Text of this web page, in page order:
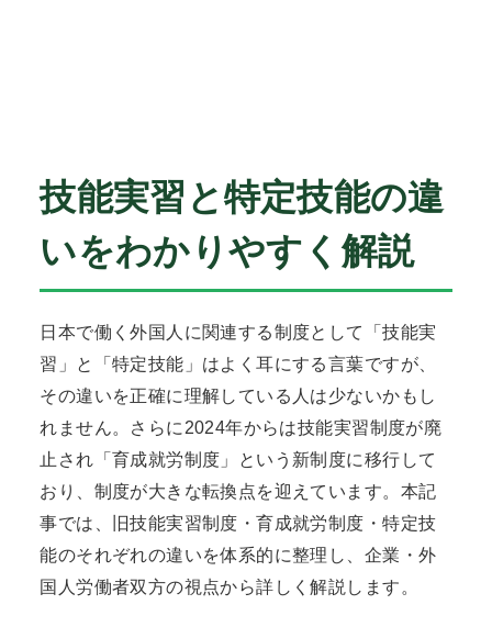
技能実習と特定技能の違
いをわかりやすく解説
日本で働く外国人に関連する制度として「技能実
習」と「特定技能」はよく耳にする言葉ですが、
その違いを正確に理解している人は少ないかもし
れません。さらに2024年からは技能実習制度が廃
止され「育成就労制度」という新制度に移行して
おり、制度が大きな転換点を迎えています。本記
事では、旧技能実習制度・育成就労制度・特定技
能のそれぞれの違いを体系的に整理し、企業・外
国人労働者双方の視点から詳しく解説します。